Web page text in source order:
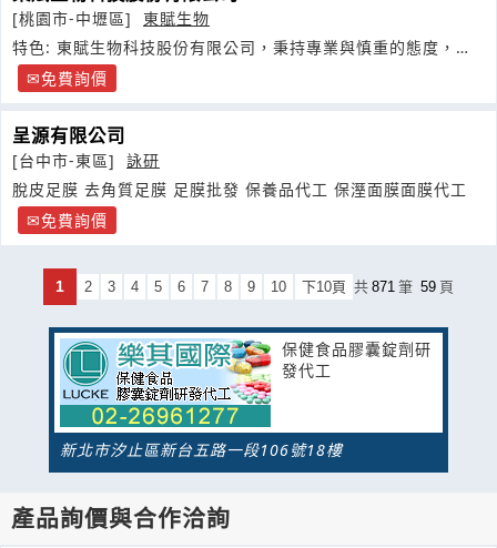
[桃園市-中壢區]
東賦生物
特色: 東賦生物科技股份有限公司，秉持專業與慎重的態度，針
對東方人體質
免費詢價
呈源有限公司
[台中市-東區]
詠研
脫皮足膜 去角質足膜 足膜批發 保養品代工 保溼面膜面膜代工
免費詢價
1 2 3 4 5 6 7 8 9 10 下10頁 共 871 筆 59 頁
保健食品膠囊錠劑研
發代工
新北市汐止區新台五路一段106號18樓
產品詢價與合作洽詢